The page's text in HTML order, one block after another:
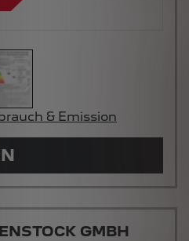
& Emission
GMBH